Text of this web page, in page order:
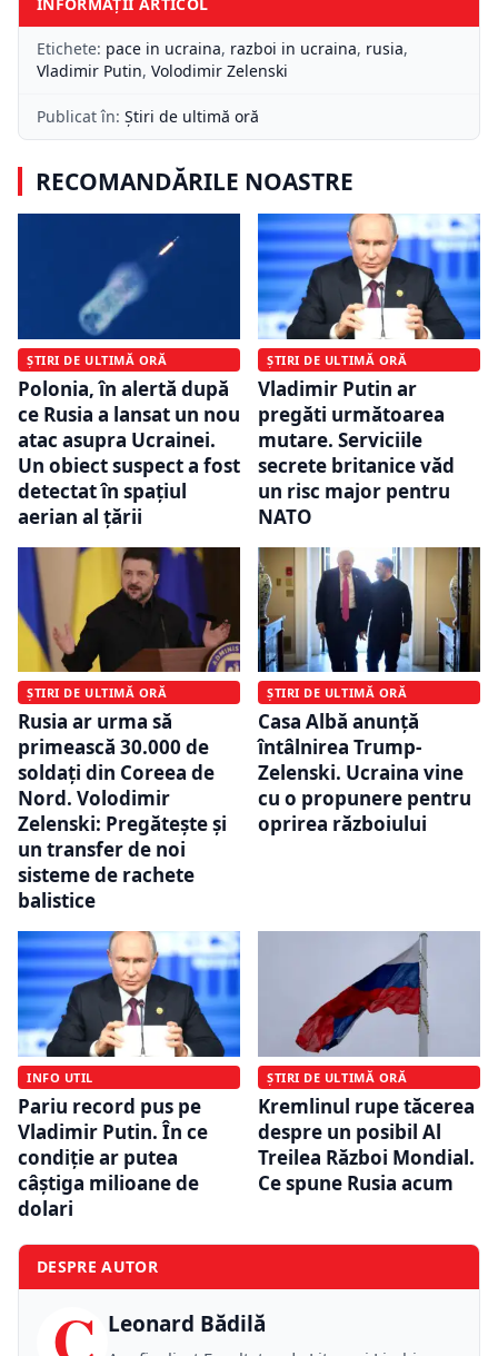
Etichete: pace in ucraina, razboi in ucraina, rusia,
Vladimir Putin, Volodimir Zelenski
Publicat în: Știri de ultimă oră
RECOMANDĂRILE NOASTRE
ȘTIRI DE ULTIMĂ ORĂ
Polonia, în alertă după
ce Rusia a lansat un nou
atac asupra Ucrainei.
Un obiect suspect a fost
detectat în spațiul
aerian al țării
ȘTIRI DE ULTIMĂ ORĂ
Vladimir Putin ar
pregăti următoarea
mutare. Serviciile
secrete britanice văd
un risc major pentru
NATO
ȘTIRI DE ULTIMĂ ORĂ
Rusia ar urma să
primească 30.000 de
soldați din Coreea de
Nord. Volodimir
Zelenski: Pregăteşte și
un transfer de noi
sisteme de rachete
balistice
ȘTIRI DE ULTIMĂ ORĂ
Casa Albă anunță
întâlnirea Trump-
Zelenski. Ucraina vine
cu o propunere pentru
oprirea războiului
INFO UTIL
Pariu record pus pe
Vladimir Putin. În ce
condiție ar putea
câștiga milioane de
dolari
ȘTIRI DE ULTIMĂ ORĂ
Kremlinul rupe tăcerea
despre un posibil Al
Treilea Război Mondial.
Ce spune Rusia acum
DESPRE AUTOR
Leonard Bădilă